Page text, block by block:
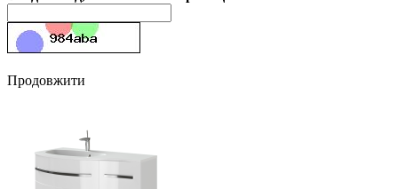
Продовжити